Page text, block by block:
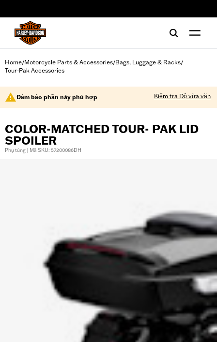
Home/Motorcycle Parts & Accessories/Bags, Luggage & Racks/
Tour-Pak Accessories
Đảm bảo phần này phù hợp Kiểm tra Độ vừa vặn
COLOR-MATCHED TOUR- PAK LID
SPOILER
Phụ tùng | Mã SKU: 57200086DH